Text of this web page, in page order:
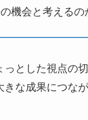
機会と考えるの
っとした視点の
な成果につなが